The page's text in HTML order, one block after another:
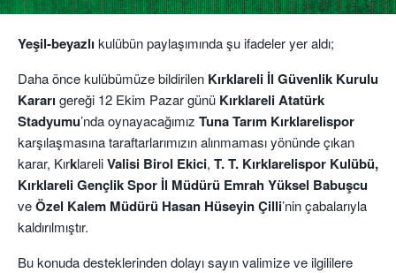
Yeşil-beyazlı kulübün paylaşımında şu ifadeler yer aldı;
Daha önce kulübümüze bildirilen Kırklareli İl Güvenlik Kurulu
Kararı gereği 12 Ekim Pazar günü Kırklareli Atatürk
Stadyumu’nda oynayacağımız Tuna Tarım Kırklarelispor
karşılaşmasına taraftarlarımızın alınmaması yönünde çıkan
karar, KırklareliValisi Birol Ekici, T. T. Kırklarelispor Kulübü,
Kırklareli Gençlik Spor İl Müdürü Emrah Yüksel Babuşcu
veÖzel Kalem Müdürü Hasan Hüseyin Çilli’nin çabalarıyla
kaldırılmıştır.
Bu konuda desteklerinden dolayı sayın valimize ve ilgililere